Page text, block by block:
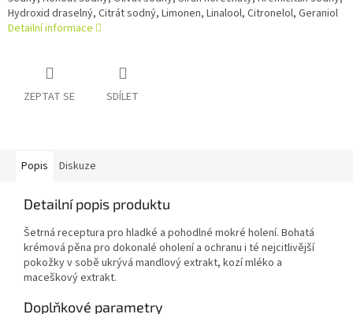
Hydroxid draselný, Citrát sodný, Limonen, Linalool, Citronelol, Geraniol
Detailní informace
ZEPTAT SE SDÍLET
Popis Diskuze
Detailní popis produktu
Šetrná receptura pro hladké a pohodlné mokré holení. Bohatá
krémová pěna pro dokonalé oholení a ochranu i té nejcitlivější
pokožky v sobě ukrývá mandlový extrakt, kozí mléko a
maceškový extrakt.
Doplňkové parametry